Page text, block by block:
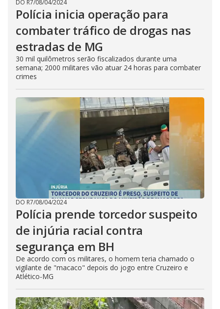
DO R7/08/04/2024
Polícia inicia operação para
combater tráfico de drogas nas
estradas de MG
30 mil quilômetros serão fiscalizados durante uma
semana; 2000 militares vão atuar 24 horas para combater
crimes
DO R7/08/04/2024
Polícia prende torcedor suspeito
de injúria racial contra
segurança em BH
De acordo com os militares, o homem teria chamado o
vigilante de "macaco" depois do jogo entre Cruzeiro e
Atlético-MG